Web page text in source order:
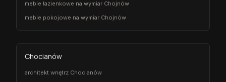
meble łazienkowe na wymiar Chojnów
meble pokojowe na wymiar Chojnów
Chocianów
architekt wnętrz Chocianów